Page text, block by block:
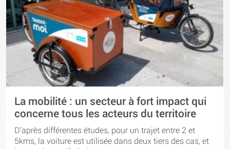
La mobilité : un secteur à fort impact qui
concerne tous les acteurs du territoire
D’après différentes études, pour un trajet entre 2 et
5kms, la voiture est utilisée dans deux tiers des cas, et